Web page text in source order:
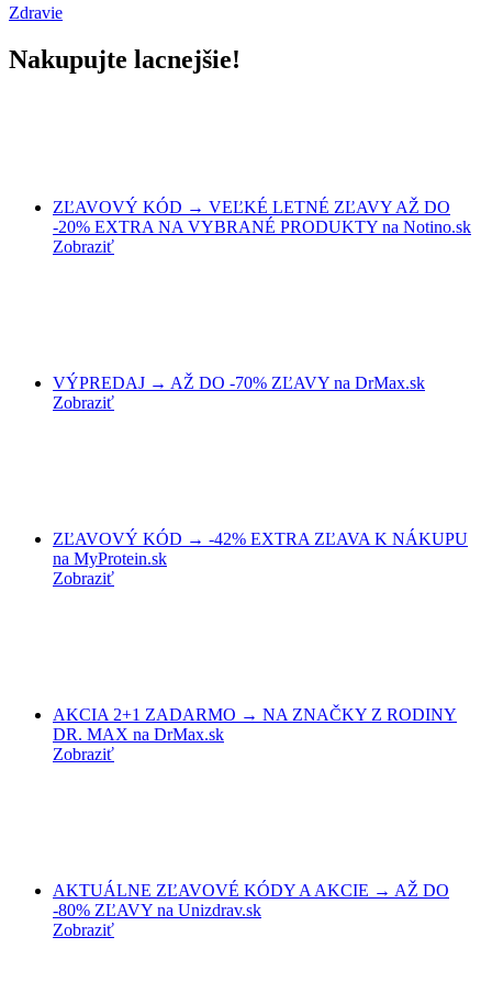
Zdravie
Nakupujte lacnejšie!
ZĽAVOVÝ KÓD → VEĽKÉ LETNÉ ZĽAVY AŽ DO
-20% EXTRA NA VYBRANÉ PRODUKTY na Notino.sk
Zobraziť
VÝPREDAJ → AŽ DO -70% ZĽAVY na DrMax.sk
Zobraziť
ZĽAVOVÝ KÓD → -42% EXTRA ZĽAVA K NÁKUPU
na MyProtein.sk
Zobraziť
AKCIA 2+1 ZADARMO → NA ZNAČKY Z RODINY
DR. MAX na DrMax.sk
Zobraziť
AKTUÁLNE ZĽAVOVÉ KÓDY A AKCIE → AŽ DO
-80% ZĽAVY na Unizdrav.sk
Zobraziť